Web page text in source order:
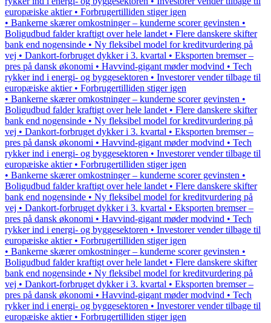
europæiske aktier • Forbrugertilliden stiger igen
• Bankerne skærer omkostninger – kunderne scorer gevinsten •
Boligudbud falder kraftigt over hele landet • Flere danskere skifter
bank end nogensinde • Ny fleksibel model for kreditvurdering på
vej • Dankort-forbruget dykker i 3. kvartal • Eksporten bremser –
pres på dansk økonomi • Havvind-gigant møder modvind • Tech
rykker ind i energi- og byggesektoren • Investorer vender tilbage til
europæiske aktier • Forbrugertilliden stiger igen
• Bankerne skærer omkostninger – kunderne scorer gevinsten •
Boligudbud falder kraftigt over hele landet • Flere danskere skifter
bank end nogensinde • Ny fleksibel model for kreditvurdering på
vej • Dankort-forbruget dykker i 3. kvartal • Eksporten bremser –
pres på dansk økonomi • Havvind-gigant møder modvind • Tech
rykker ind i energi- og byggesektoren • Investorer vender tilbage til
europæiske aktier • Forbrugertilliden stiger igen
• Bankerne skærer omkostninger – kunderne scorer gevinsten •
Boligudbud falder kraftigt over hele landet • Flere danskere skifter
bank end nogensinde • Ny fleksibel model for kreditvurdering på
vej • Dankort-forbruget dykker i 3. kvartal • Eksporten bremser –
pres på dansk økonomi • Havvind-gigant møder modvind • Tech
rykker ind i energi- og byggesektoren • Investorer vender tilbage til
europæiske aktier • Forbrugertilliden stiger igen
• Bankerne skærer omkostninger – kunderne scorer gevinsten •
Boligudbud falder kraftigt over hele landet • Flere danskere skifter
bank end nogensinde • Ny fleksibel model for kreditvurdering på
vej • Dankort-forbruget dykker i 3. kvartal • Eksporten bremser –
pres på dansk økonomi • Havvind-gigant møder modvind • Tech
rykker ind i energi- og byggesektoren • Investorer vender tilbage til
europæiske aktier • Forbrugertilliden stiger igen